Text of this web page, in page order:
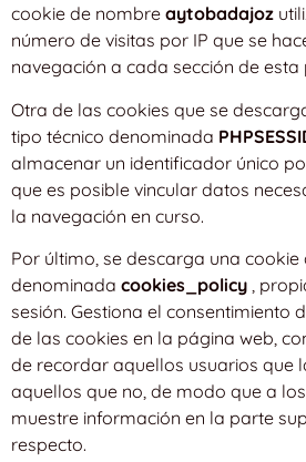
cookie de nombre aytobadajoz
número de visitas por IP que se
navegación a cada sección de esta
Otra de las cookies que se
tipo técnico denominada
almacenar un identificador único
que es posible vincular datos
la navegación en curso.
Por último, se descarga una cookie
denominada cookies_policy ,
sesión. Gestiona el consentimiento
de las cookies en la página web,
de recordar aquellos usuarios que
aquellos que no, de modo que a
muestre información en la parte
respecto.